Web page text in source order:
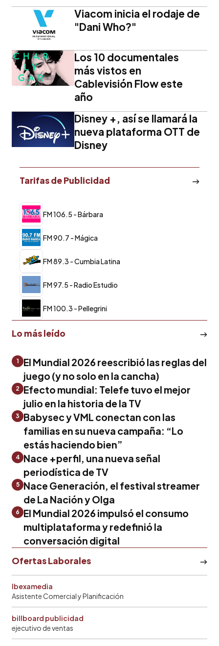
Viacom inicia el rodaje de
"Dani Who?"
Los 10 documentales
más vistos en
Cablevisión Flow este
año
Disney +, así se llamará la
nueva plataforma OTT de
Disney
Tarifas de Publicidad
FM 106.5 - Bárbara
FM 90.7 - Mágica
FM 89.3 - Cumbia Latina
FM 97.5 - Radio Estudio
FM 100.3 - Pellegrini
Lo más leído
1
El Mundial 2026 reescribió las reglas del
juego (y no solo en la cancha)
2
Efecto mundial: Telefe tuvo el mejor
julio en la historia de la TV
3
Babysec y VML conectan con las
familias en su nueva campaña: “Lo
estás haciendo bien”
4 Nace +perfil, una nueva señal
periodística de TV
5
Nace Generación, el festival streamer
de La Nación y Olga
6
El Mundial 2026 impulsó el consumo
multiplataforma y redefinió la
conversación digital
Ofertas Laborales
Ibexamedia
Asistente Comercial y Planificación
billboard publicidad
ejecutivo de ventas